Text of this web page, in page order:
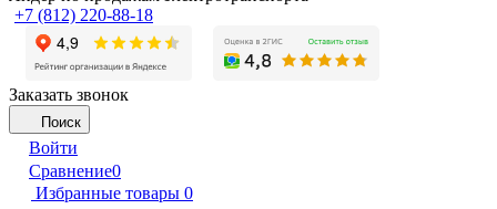
+7 (812) 220-88-18
Заказать звонок
Поиск
Войти
Сравнение0
Избранные товары 0